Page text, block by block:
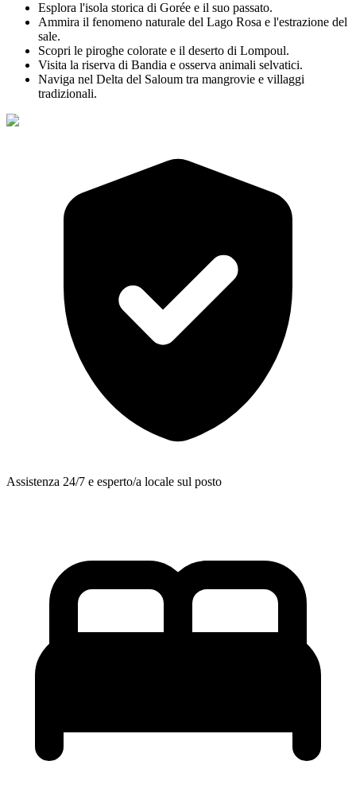
Esplora l'isola storica di Gorée e il suo passato.
Ammira il fenomeno naturale del Lago Rosa e l'estrazione del
sale.
Scopri le piroghe colorate e il deserto di Lompoul.
Visita la riserva di Bandia e osserva animali selvatici.
Naviga nel Delta del Saloum tra mangrovie e villaggi
tradizionali.
Assistenza 24/7 e esperto/a locale sul posto